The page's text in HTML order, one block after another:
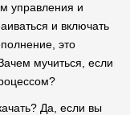
управления и
и включать
это
мучиться, если
Да, если вы